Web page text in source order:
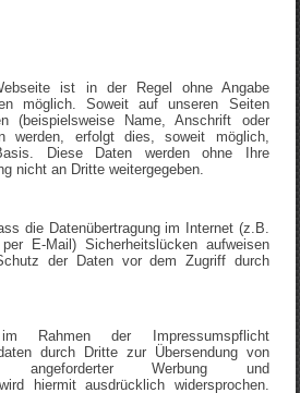
ist in der Regel ohne Angabe
möglich. Soweit auf unseren Seiten
(beispielsweise Name, Anschrift oder
werden, erfolgt dies, soweit möglich,
Diese Daten werden ohne Ihre
nicht an Dritte weitergegeben.
die Datenübertragung im Internet (z.B.
E-Mail) Sicherheitslücken aufweisen
der Daten vor dem Zugriff durch
Rahmen der Impressumspflicht
durch Dritte zur Übersendung von
angeforderter Werbung und
hiermit ausdrücklich widersprochen.